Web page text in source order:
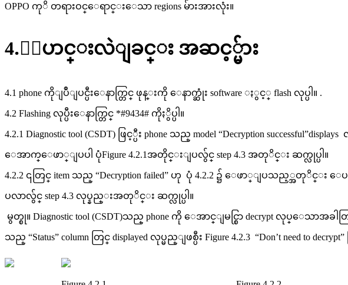
OPPO ကုိ တရားဝင္ေရာင္းေသာ regions မ်ားအားလုံး။
4.ေျပာင္းလဲျခင္း အဆင့္မ်ား
4.1 phone ကိုျပဳျပင္ပီးေနာက္တြင္ ဖုန္းကို ေနာက္ဆုံး software ႏွင့္ flash လုပ္ပါ။ .
4.2 Flashing လုပ္ပီးေနာက္တြင္ *#9434# ကိုႏွိပ္ပါ။
4.2.1 Diagnostic tool (CSDT) ဖြင့္ပီး phone သည္ model “Decryption
ေအာက္ေဖာ္ျပပါ ပုံFigure 4.2.1အတိုင္းျပလွ်င္ step 4.3 အတုိင္း ဆက္လုပ္ပါ။
4.2.2 ၎တြင္ item သည္ “Decryption failed” ဟု ပုံ 4.2.2 ၌ ေဖာ္ျပသည့္အတုိင္း ေပၚလာ
ပလာလွ်င္ step 4.3 လုပ္နည္းအတုိင္း ဆက္လုပ္ပါ။
မွတ္စု။ Diagnostic tool (CSDT)သည္ phone ကို ေအာင္ျမင္စြာ decrypt လုပ္ေသာအခါတ
သည္ “Status” column တြင္ displayed လုပ္မည္ျဖစ္ပီး Figure 4.2.3 “Don’t